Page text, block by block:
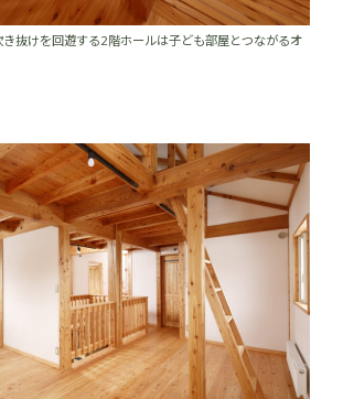
抜けを回遊する2階ホールは子ども部屋とつながるオ